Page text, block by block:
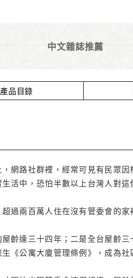
中文雜誌推薦
產品目錄
網路社群裡，經常可見有民眾
活中，恐怕半數以上台灣人對這
過兩百萬人住在沒有管委會的家
齡達三十四年；二是全台屋齡
《公寓大廈管理條例》，成為社